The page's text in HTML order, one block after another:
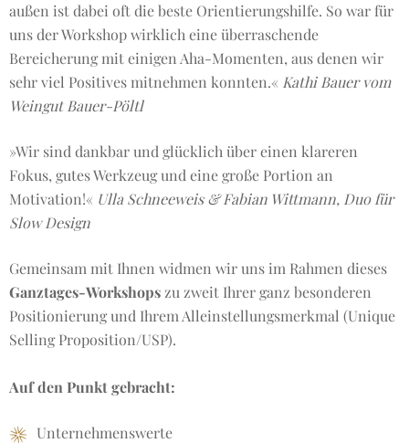
außen ist dabei oft die beste Orientierungshilfe. So war für
uns der Workshop wirklich eine überraschende
Bereicherung mit einigen Aha-Momenten, aus denen wir
sehr viel Positives mitnehmen konnten.« Kathi Bauer vom
Weingut Bauer-Pöltl
»Wir sind dankbar und glücklich über einen klareren
Fokus, gutes Werkzeug und eine große Portion an
Motivation!« Ulla Schneeweis & Fabian Wittmann, Duo für
Slow Design
Gemeinsam mit Ihnen widmen wir uns im Rahmen dieses
Ganztages-Workshops zu zweit Ihrer ganz besonderen
Positionierung und Ihrem Alleinstellungsmerkmal (Unique
Selling Proposition/USP).
Auf den Punkt gebracht:
Unternehmenswerte